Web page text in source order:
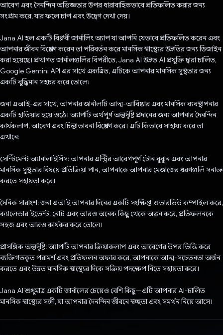
আবেগ এবং দৈনন্দিন অভিজ্ঞতার উপর ধারাবাহিকভাবে প্রতিফলিত করার জন্য
সংগ্রাম করে, যার ফলে চাপ এবং উদ্বেগ দেখা দেয়।
Jana AI হল একটি বিপ্লবী জার্নালিং অ্যাপ যা আপনি যেভাবে প্রতিফলিত করেন এবং
আপনার জীবন বিশ্লেষণ করেন তা পরিবর্তন করে মানসিক স্বাস্থ্যের উন্নতির জন্য ডিজাইন
করা হয়েছে। প্রথাগত জার্নালগুলির বিপরীতে, Jana AI উন্নত AI প্রযুক্তি দ্বারা চালিত,
Google Gemini API এর সাথে একত্রিত, এটিকে আপনার মানসিক সুস্থতার জন্য
একটি বুদ্ধিমান সহচর করে তোলে৷
জনা এআই-এর সাথে, আপনার জার্নালটি আত্ম-আবিষ্কার এবং মানসিক ব্যবস্থাপনার
একটি হাতিয়ার হয়ে ওঠে। অ্যাপটি অর্থপূর্ণ অন্তর্দৃষ্টি প্রদানের জন্য আপনার দৈনন্দিন
কার্যকলাপ, আবেগ এবং চিন্তাভাবনা বিশ্লেষণ করে। এটি কিভাবে সাহায্য করে তা
এখানে:
সেন্টিমেন্ট অ্যানালাইসিস: আপনার এন্ট্রির আবেগপূর্ণ টোন বুঝুন এবং আপনার
মানসিক সুস্থতার বিষয়ে প্রতিক্রিয়া পান, আপনাকে আপনার মেজাজের ধরণগুলি সনাক্ত
করতে সহায়তা করে।
দৈনিক সারাংশ: জনা এআই আপনার দিনের একটি সংক্ষিপ্ত ওভারভিউ কম্পাইল করে,
ক্যালেন্ডার ইভেন্ট, নোট এবং আরও অনেক কিছু থেকে অঙ্কন করে, প্রতিফলনকে
সহজ এবং আরও কার্যকর করে তোলে।
প্রাসঙ্গিক অন্তর্দৃষ্টি: অ্যাপটি আপনার ক্রিয়াকলাপ এবং আবেগের উপর ভিত্তি করে
ব্যক্তিগতকৃত পরামর্শ এবং প্রতিফলন অফার করে, আপনাকে আত্ম-সচেতনতা অর্জন
করতে এবং উন্নত মানসিক স্বাস্থ্যের দিকে সক্রিয় পদক্ষেপ নিতে সহায়তা করে।
Jana AI শুধুমাত্র একটি জার্নালের চেয়েও বেশি কিছু—এটি আপনার AI-চালিত
মানসিক স্বাস্থ্যের সঙ্গী, যা আপনার দৈনন্দিন জীবনে স্বচ্ছতা এবং সমর্থন নিয়ে আসে।